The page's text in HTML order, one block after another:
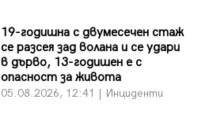
19-годишна с двумесечен стаж
се разсея зад волана и се удари
в дърво, 13-годишен е с
опасност за живота
05.08.2026, 12:41 | Инциденти